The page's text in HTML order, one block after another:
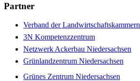
Partner
Verband der Landwirtschaftskammern
3N Kompetenzzentrum
Netzwerk Ackerbau Niedersachsen
Grünlandzentrum Niedersachsen
Grünes Zentrum Niedersachsen